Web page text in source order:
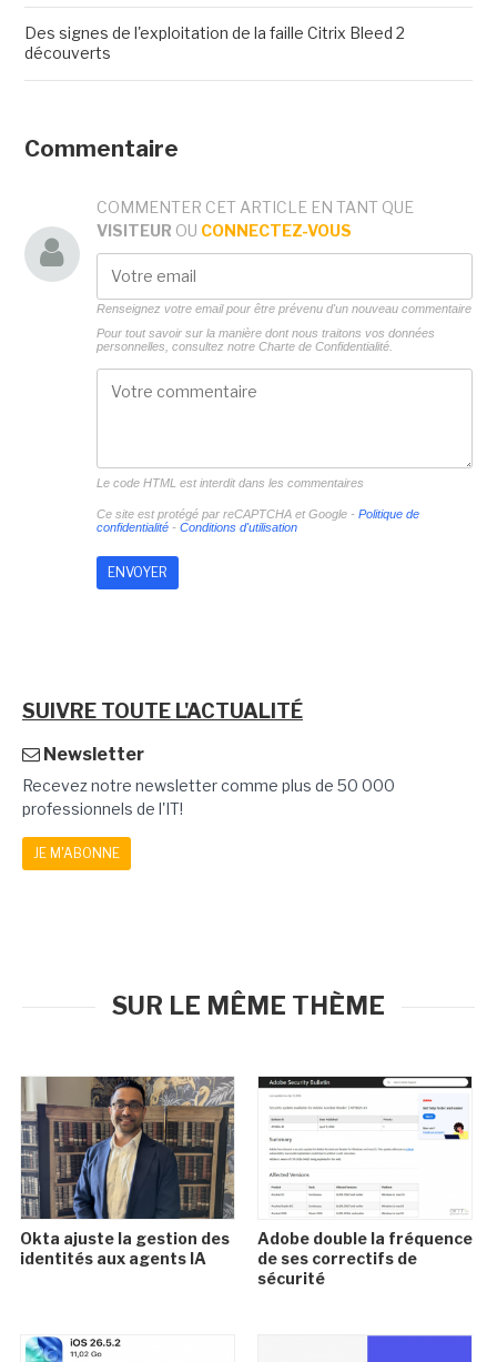
Des signes de l'exploitation de la faille Citrix Bleed 2
découverts
Commentaire
COMMENTER CET ARTICLE EN TANT QUE
VISITEUR OU CONNECTEZ-VOUS
Renseignez votre email pour être prévenu d'un nouveau commentaire
Pour tout savoir sur la manière dont nous traitons vos données
personnelles, consultez notre Charte de Confidentialité.
Le code HTML est interdit dans les commentaires
Ce site est protégé par reCAPTCHA et Google - Politique de
confidentialité- Conditions d'utilisation
SUIVRE TOUTE L'ACTUALITÉ
Newsletter
Recevez notre newsletter comme plus de 50 000
professionnels de l'IT!
JE M'ABONNE
SUR LE MÊME THÈME
Okta ajuste la gestion des
identités aux agents IA
Adobe double la fréquence
de ses correctifs de
sécurité